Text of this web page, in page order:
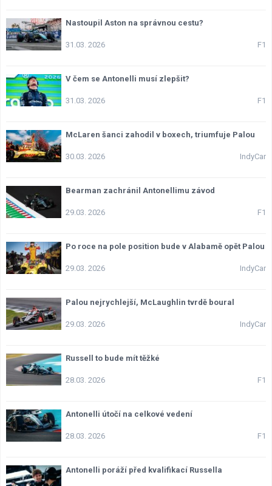
Nastoupil Aston na správnou cestu?
F1
31.03. 2026
V čem se Antonelli musí zlepšit?
F1
31.03. 2026
McLaren šanci zahodil v boxech, triumfuje Palou
IndyCar
30.03. 2026
Bearman zachránil Antonellimu závod
F1
29.03. 2026
Po roce na pole position bude v Alabamě opět Palou
IndyCar
29.03. 2026
Palou nejrychlejší, McLaughlin tvrdě boural
IndyCar
29.03. 2026
Russell to bude mít těžké
F1
28.03. 2026
Antonelli útočí na celkové vedení
F1
28.03. 2026
Antonelli poráží před kvalifikací Russella